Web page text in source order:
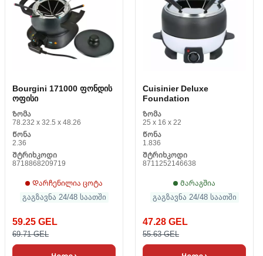
Bourgini 171000 ფონდის
ოფისი
Ზომა
78.232 x 32.5 x 48.26
Წონა
2.36
Შტრიხკოდი
8718868209719
Დარჩენილია ცოტა
გაგზავნა 24/48 საათში
59.25 GEL
69.71 GEL
Cuisinier Deluxe
Foundation
Ზომა
25 x 16 x 22
Წონა
1.836
Შტრიხკოდი
8711252146638
Მარაგშია
გაგზავნა 24/48 საათში
47.28 GEL
55.63 GEL